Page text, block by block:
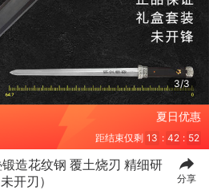
3/3
夏日优惠
距结束仅剩 13 : 42 : 49
造花纹钢 覆土烧刃 精细研
开刃）
分享